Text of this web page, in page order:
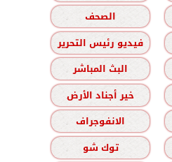
الصحف
فيديو رئيس التحرير
البث المباشر
خير أجناد الأرض
الانفوجراف
توك شو